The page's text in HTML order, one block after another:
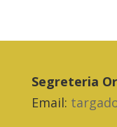
Segreteria
Email: